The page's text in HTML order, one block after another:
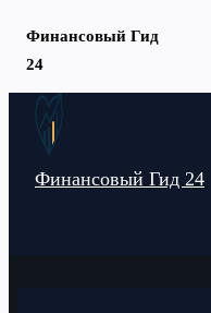
Финансовый Гид
24
Перейти
Финансовый Гид 24